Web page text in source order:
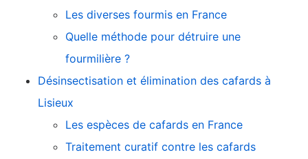
Les diverses fourmis en France
Quelle méthode pour détruire une
fourmilière ?
Désinsectisation et élimination des cafards à
Lisieux
Les espèces de cafards en France
Traitement curatif contre les cafards